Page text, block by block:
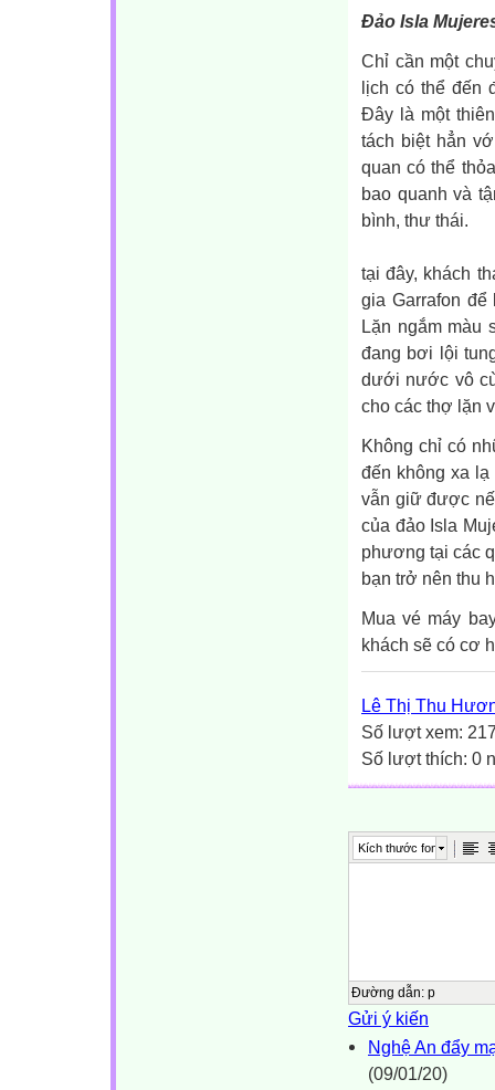
Đảo Isla
Chỉ cần một
lịch có thể đến
Đây là một
tách biệt hẳn
quan có thể
bao quanh và
bình, thư thái.
tại đây, khách
gia Garrafon
Lặn ngắm màu
đang bơi lội
dưới nước vô
cho các thợ lặn
Không chỉ có
đến không xa
vẫn giữ được
của đảo Isla
phương tại các
bạn trở nên thu
Mua vé máy
khách sẽ có cơ
Lê Thị Thu
Số lượt xem:
Số lượt thích: 0
Kích thước font
Đường dẫn: p
Gửi ý kiến
Nghệ An đẩy
(09/01/20)